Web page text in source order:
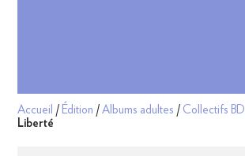
Accueil / Édition /Albums adultes / Collectifs BD
Liberté